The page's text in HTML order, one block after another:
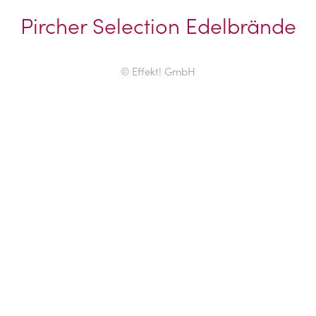
Pircher Selection Edelbrände
© Effekt! GmbH